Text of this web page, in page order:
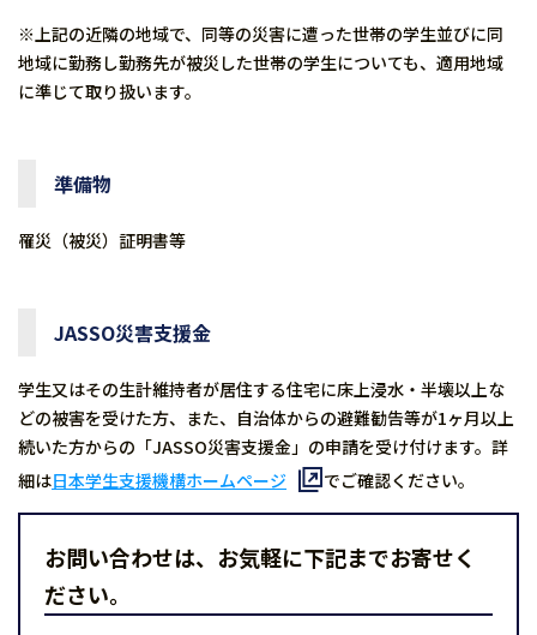
※上記の近隣の地域で、同等の災害に遭った世帯の学生並びに同
地域に勤務し勤務先が被災した世帯の学生についても、適用地域
に準じて取り扱います。
準備物
罹災（被災）証明書等
JASSO災害支援金
学生又はその生計維持者が居住する住宅に床上浸水・半壊以上な
どの被害を受けた方、また、自治体からの避難勧告等が1ヶ月以上
続いた方からの「JASSO災害支援金」の申請を受け付けます。詳
細は日本学生支援機構ホームページ でご確認ください。
お問い合わせは、お気軽に下記までお寄せく
ださい。